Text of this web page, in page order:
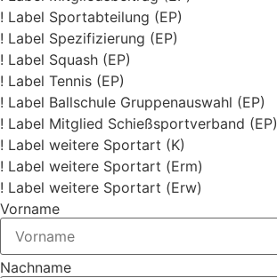
! Label Sportabteilung (EP)
! Label Spezifizierung (EP)
! Label Squash (EP)
! Label Tennis (EP)
! Label Ballschule Gruppenauswahl (EP)
! Label Mitglied Schießsportverband (EP)
! Label weitere Sportart (K)
! Label weitere Sportart (Erm)
! Label weitere Sportart (Erw)
Vorname
Nachname